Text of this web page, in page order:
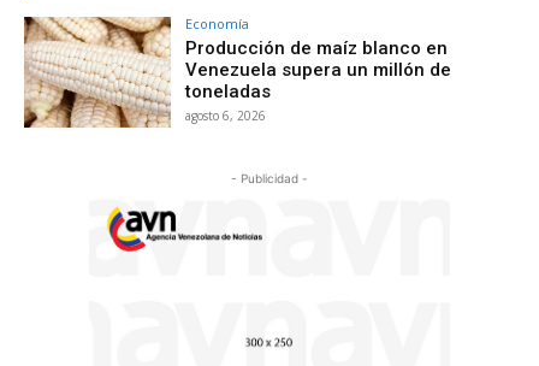
Economía
Producción de maíz blanco en
Venezuela supera un millón de
toneladas
agosto 6, 2026
- Publicidad -